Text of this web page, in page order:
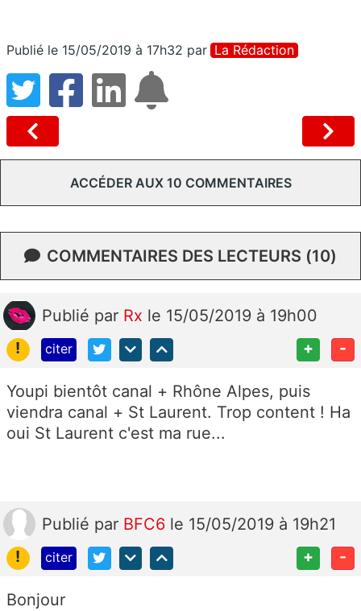
Publié le 15/05/2019 à 17h32 par La Rédaction
ACCÉDER AUX 10 COMMENTAIRES
COMMENTAIRES DES LECTEURS (10)
Publié par Rx le 15/05/2019 à 19h00
!
citer + -
Youpi bientôt canal + Rhône Alpes, puis
viendra canal + St Laurent. Trop content ! Ha
oui St Laurent c'est ma rue...
Publié par BFC6 le 15/05/2019 à 19h21
!
citer + -
Bonjour